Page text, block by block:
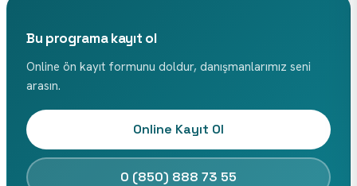
Bu programa kayıt ol
Online ön kayıt formunu doldur, danışmanlarımız seni
arasın.
Online Kayıt Ol
0 (850) 888 73 55